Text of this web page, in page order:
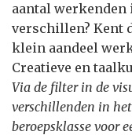
aantal werkenden
verschillen? Kent
klein aandeel
Creatieve en
Via de filter in de
verschillenden in
beroepsklasse voor